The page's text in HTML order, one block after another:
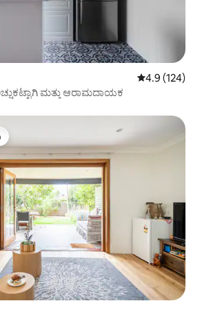
5 ರಲ್ಲಿ 4.9
4.9 (124)
ಮತ್ತು ಆರಾಮದಾಯಕ